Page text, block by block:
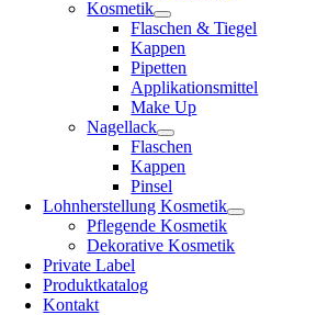
Kosmetik
Flaschen & Tiegel
Kappen
Pipetten
Applikationsmittel
Make Up
Nagellack
Flaschen
Kappen
Pinsel
Lohnherstellung Kosmetik
Pflegende Kosmetik
Dekorative Kosmetik
Private Label
Produktkatalog
Kontakt